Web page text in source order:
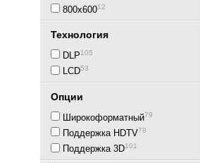
800x60012
Технология
DLP105
LCD53
Опции
Широкоформатный79
Поддержка HDTV78
Поддержка 3D101